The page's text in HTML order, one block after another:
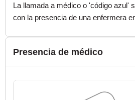
La llamada a médico o 'código azul'
con la presencia de una enfermera
Presencia de médico